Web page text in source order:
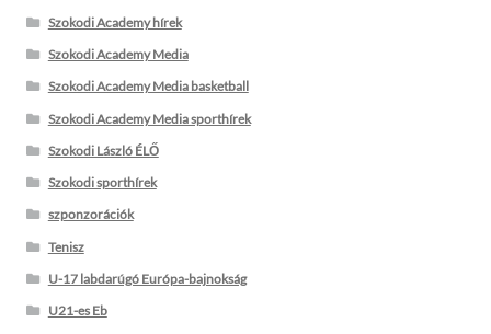
Szokodi Academy hírek
Szokodi Academy Media
Szokodi Academy Media basketball
Szokodi Academy Media sporthírek
Szokodi László ÉLŐ
Szokodi sporthírek
szponzorációk
Tenisz
U-17 labdarúgó Európa-bajnokság
U21-es Eb